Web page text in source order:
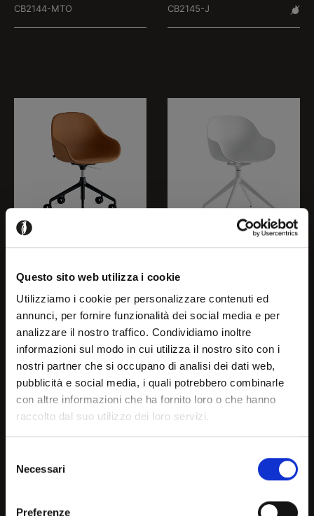
Questo sito web utilizza i cookie
Utilizziamo i cookie per personalizzare contenuti ed
annunci, per fornire funzionalità dei social media e per
analizzare il nostro traffico. Condividiamo inoltre
informazioni sul modo in cui utilizza il nostro sito con i
nostri partner che si occupano di analisi dei dati web,
pubblicità e social media, i quali potrebbero combinarle
con altre informazioni che ha fornito loro o che hanno
raccolto dal suo utilizzo dei loro servizi.
delNecessari
Preferenze
Welcome!
It seems that you are
browsing in a country other
country or geographical are
CB2144-MTO CB2145-J
CB2145-MTO CB2146 180